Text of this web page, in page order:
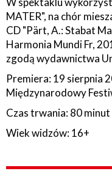
MATER", na chór
CD "Pärt, A.: Stabat
Harmonia Mundi Fr,
zgodą wydawnictwa
Premiera: 19 sierpnia
Międzynarodowy
Czas trwania: 80
Wiek widzów: 16+